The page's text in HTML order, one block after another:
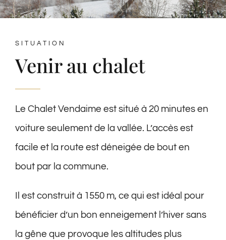
SITUATION
Venir au chalet
Le Chalet Vendaime est situé à 20 minutes en
voiture seulement de la vallée. L’accès est
facile et la route est déneigée de bout en
bout par la commune.
Il est construit à 1550 m, ce qui est idéal pour
bénéficier d’un bon enneigement l’hiver sans
la gêne que provoque les altitudes plus